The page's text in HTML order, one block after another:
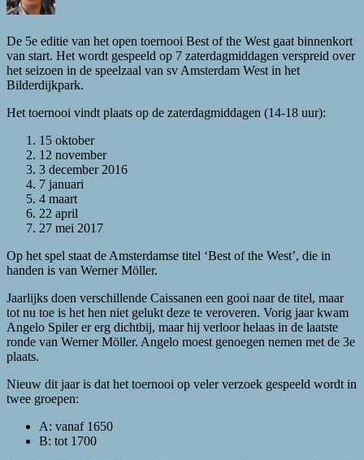
De 5e editie van het open toernooi Best of the West gaat binnenkort
van start. Het wordt gespeeld op 7 zaterdagmiddagen verspreid over
het seizoen in de speelzaal van sv Amsterdam West in het
Bilderdijkpark.
Het toernooi vindt plaats op de zaterdagmiddagen (14-18 uur):
15 oktober
12 november
3 december 2016
7 januari
4 maart
22 april
27 mei 2017
Op het spel staat de Amsterdamse titel ‘Best of the West’, die in
handen is van Werner Möller.
Jaarlijks doen verschillende Caissanen een gooi naar de titel, maar
tot nu toe is het hen niet gelukt deze te veroveren. Vorig jaar kwam
Angelo Spiler er erg dichtbij, maar hij verloor helaas in de laatste
ronde van Werner Möller. Angelo moest genoegen nemen met de 3e
plaats.
Nieuw dit jaar is dat het toernooi op veler verzoek gespeeld wordt in
twee groepen:
A: vanaf 1650
B: tot 1700